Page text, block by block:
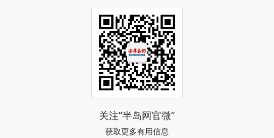
关注“半岛网官微”
获取更多有用信息